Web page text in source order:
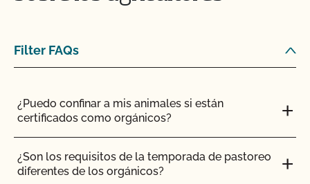
transformación?
sobre cómo mantener su Plan de Sistema
Orgánico en nuestros sistemas!
¿Tengo que comunicar todos mis insumos al
CCOF?
Filter FAQs
¿Puedo confinar a mis animales si están
certificados como orgánicos?
¿Son los requisitos de la temporada de pastoreo
diferentes de los orgánicos?